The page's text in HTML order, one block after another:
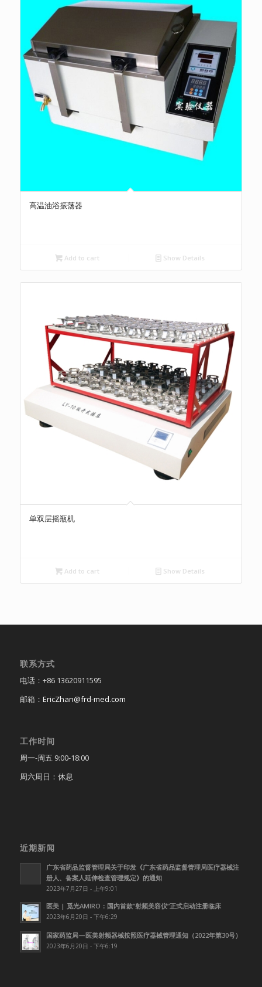
高温油浴振荡器
Add to cart Show Details
单双层摇瓶机
Add to cart Show Details
联系方式
电话：+86 13620911595
邮箱： EricZhan@frd-med.com
工作时间
周一-周五 9:00-18:00
周六周日：休息
近期新闻
广东省药品监督管理局关于印发《广东省药品监督管理局医疗器械注
册人、备案人延伸检查管理规定》的通知
2023年7月27日 - 上午9:01
医美 | 觅光AMIRO：国内首款”射频美容仪”正式启动注册临床
2023年6月20日 - 下午6:29
国家药监局—医美射频器械按照医疗器械管理通知（2022年第30号）
2023年6月20日 - 下午6:19